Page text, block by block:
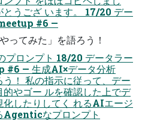
とうござ います。 17/20 デー
#6 —
ってみた」を語ろう！
プロンプト 18/20 データラー
#6 — 生成AI×データ分析
う！ 私の指示に従って、デー
やゴー ルを確認した上でデ
化したりしてく れるAIエージ
Agenticなプロンプト